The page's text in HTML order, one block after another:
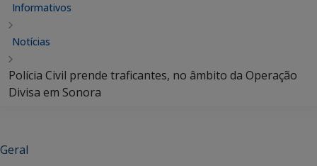
Informativos
Notícias
Polícia Civil prende traficantes, no âmbito da Operação
Divisa em Sonora
Geral